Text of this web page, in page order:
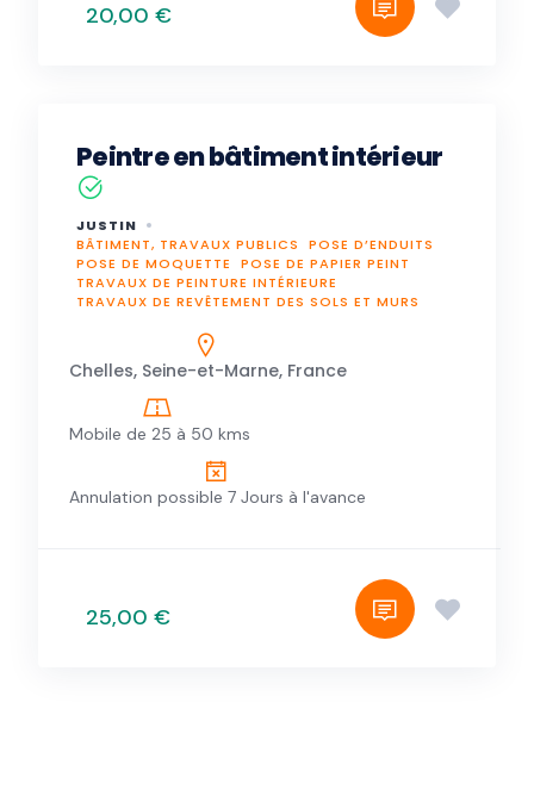
20,00 €
Peintre en bâtiment intérieur
JUSTIN
BÂTIMENT, TRAVAUX PUBLICS
POSE D’ENDUITS
POSE DE MOQUETTE
POSE DE PAPIER PEINT
TRAVAUX DE PEINTURE INTÉRIEURE
TRAVAUX DE REVÊTEMENT DES SOLS ET MURS
Chelles, Seine-et-Marne, France
Mobile de 25 à 50 kms
Annulation possible 7 Jours à l'avance
25,00 €